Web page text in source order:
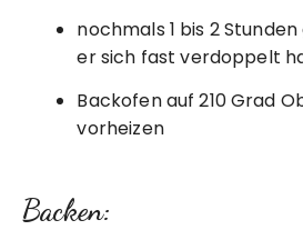
nochmals 1 bis 2
er sich fast verdoppelt
Backofen auf 210 Grad
vorheizen
Backen: